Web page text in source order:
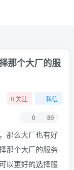
那个大厂的服
关注 私信
0 89
那么大厂也有好
那个大厂的服务
以更好的选择服